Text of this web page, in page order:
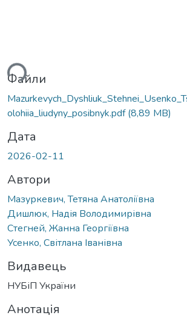
Файли
olohiia_liudyny_posibnyk.pdf(8,89 MB)
Дата
2026-02-11
Автори
Мазуркевич, Тетяна Анатоліївна
Дишлюк, Надія Володимирівна
Стегней, Жанна Георгіївна
Усенко, Світлана Іванівна
Видавець
НУБіП України
Анотація